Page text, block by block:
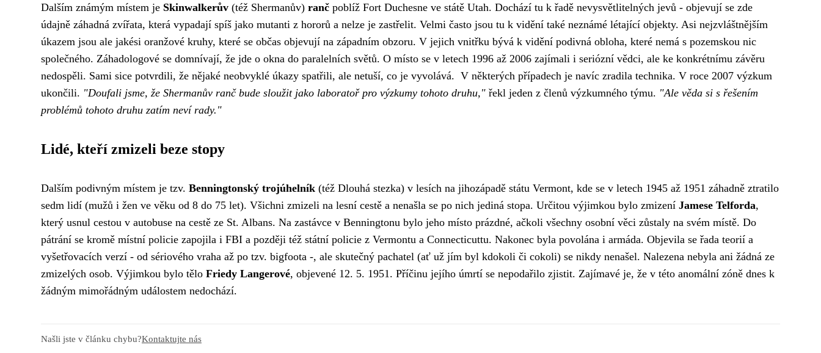
Dalším známým místem je Skinwalkerův (též Shermanův) ranč poblíž Fort Duchesne ve státě Utah. Dochází tu k řadě nevysvětlitelných jevů - objevují se zde
údajně záhadná zvířata, která vypadají spíš jako mutanti z hororů a nelze je zastřelit. Velmi často jsou tu k vidění také neznámé létající objekty. Asi nejzvláštnějším
úkazem jsou ale jakési oranžové kruhy, které se občas objevují na západním obzoru. V jejich vnitřku bývá k vidění podivná obloha, které nemá s pozemskou nic
společného. Záhadologové se domnívají, že jde o okna do paralelních světů. O místo se v letech 1996 až 2006 zajímali i seriózní vědci, ale ke konkrétnímu závěru
nedospěli. Sami sice potvrdili, že nějaké neobvyklé úkazy spatřili, ale netuší, co je vyvolává. V některých případech je navíc zradila technika. V roce 2007 výzkum
ukončili. "Doufali jsme, že Shermanův ranč bude sloužit jako laboratoř pro výzkumy tohoto druhu," řekl jeden z členů výzkumného týmu. "Ale věda si s řešením
problémů tohoto druhu zatím neví rady."
Lidé, kteří zmizeli beze stopy
Dalším podivným místem je tzv. Benningtonský trojúhelník (též Dlouhá stezka) v lesích na jihozápadě státu Vermont, kde se v letech 1945 až 1951 záhadně ztratilo
sedm lidí (mužů i žen ve věku od 8 do 75 let). Všichni zmizeli na lesní cestě a nenašla se po nich jediná stopa. Určitou výjimkou bylo zmizení Jamese Telforda,
který usnul cestou v autobuse na cestě ze St. Albans. Na zastávce v Benningtonu bylo jeho místo prázdné, ačkoli všechny osobní věci zůstaly na svém místě. Do
pátrání se kromě místní policie zapojila i FBI a později též státní policie z Vermontu a Connecticuttu. Nakonec byla povolána i armáda. Objevila se řada teorií a
vyšetřovacích verzí - od sériového vraha až po tzv. bigfoota -, ale skutečný pachatel (ať už jím byl kdokoli či cokoli) se nikdy nenašel. Nalezena nebyla ani žádná ze
zmizelých osob. Výjimkou bylo tělo Friedy Langerové, objevené 12. 5. 1951. Příčinu jejího úmrtí se nepodařilo zjistit. Zajímavé je, že v této anomální zóně dnes k
žádným mimořádným událostem nedochází.
Našli jste v článku chybu?Kontaktujte nás